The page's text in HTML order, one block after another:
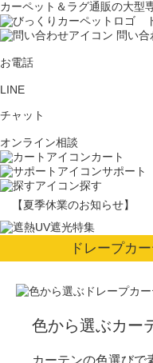
カーペット＆ラグ通販の大型
問い合
お電話
LINE
チャット
オンライン相談
カート
サポート
探す
【夏季休業のお知らせ】
ドレープカ
色から選ぶカー
カーテンの色選びで